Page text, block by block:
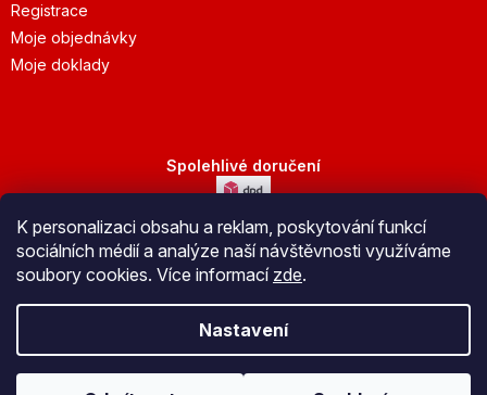
K personalizaci obsahu a reklam, poskytování funkcí
sociálních médií a analýze naší návštěvnosti využíváme
soubory cookies. Více informací zde.
Nastavení
Registrace
Moje objednávky
Moje doklady
Spolehlivé doručení
Bezpečná platba
Vytvořil Shoptet